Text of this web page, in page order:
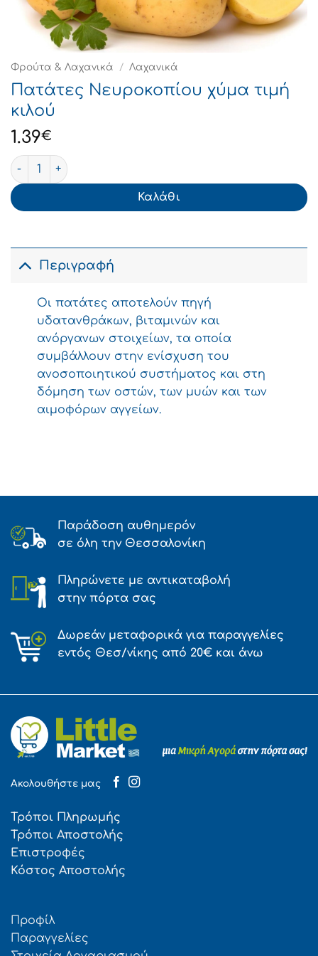
Φρούτα & Λαχανικά / Λαχανικά
Πατάτες Νευροκοπίου χύμα τιμή
κιλού
1.39€
Πατάτες Νευροκοπίου χύμα τιμή κιλού ποσότητα
Καλάθι
Περιγραφή
Οι πατάτες αποτελούν πηγή
υδατανθράκων, βιταμινών και
ανόργανων στοιχείων, τα οποία
συμβάλλουν στην ενίσχυση του
ανοσοποιητικού συστήματος και στη
δόμηση των οστών, των μυών και των
αιμοφόρων αγγείων.
Παράδοση αυθημερόν
σε όλη την Θεσσαλονίκη
Πληρώνετε με αντικαταβολή
στην πόρτα σας
Δωρεάν μεταφορικά για παραγγελίες
εντός Θεσ/νίκης από 20€ και άνω
Ακολουθήστε μας
Τρόποι Πληρωμής
Τρόποι Αποστολής
Επιστροφές
Κόστος Αποστολής
Προφίλ
Παραγγελίες